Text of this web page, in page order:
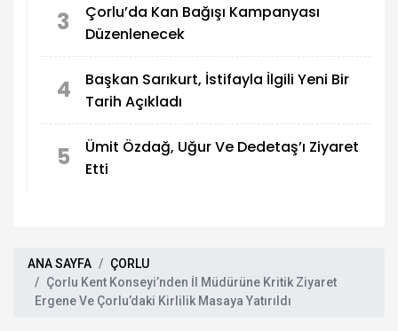
3
Çorlu’da Kan Bağışı Kampanyası
Düzenlenecek
4
Başkan Sarıkurt, İstifayla İlgili Yeni Bir
Tarih Açıkladı
5
Ümit Özdağ, Uğur Ve Dedetaş’ı Ziyaret
Etti
ANA SAYFA
ÇORLU
Çorlu Kent Konseyi’nden İl Müdürüne Kritik Ziyaret
Ergene Ve Çorlu’daki Kirlilik Masaya Yatırıldı